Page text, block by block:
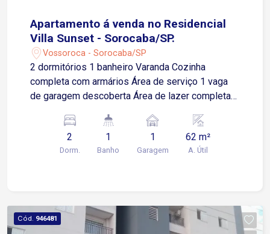
Apartamento á venda no Residencial
Villa Sunset - Sorocaba/SP.
Vossoroca - Sorocaba/SP
2 dormitórios 1 banheiro Varanda Cozinha
completa com armários Área de serviço 1 vaga
de garagem descoberta Área de lazer completa
Quadra Playground Portaria 24 horas Prédio com
2 elevadores Portão automático 1 minuto do
shopping Iguatemi Acesso à rodovia João Leme
2
Dorm.
1
Banho
1
Garagem
62 m²
A. Útil
Cód. 946481